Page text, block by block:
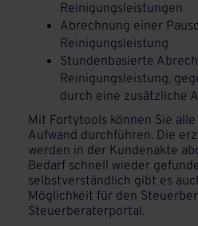
Reinigungsleistungen
Abrechnung einer
Reinigungsleistung
Stundenbasierte
Reinigungsleistung,
durch eine zusätzliche
Mit Fortytools können Sie
Aufwand durchführen. Die
werden in der Kundenakte
Bedarf schnell wieder
selbstverständlich gibt es
Möglichkeit für den
Steuerberaterportal.